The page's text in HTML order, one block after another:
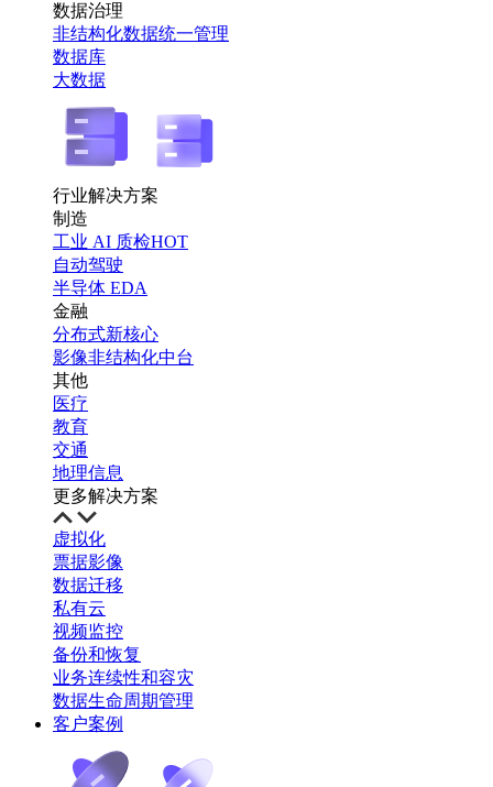
数据治理
非结构化数据统一管理
数据库
大数据
行业解决方案
制造
工业 AI 质检HOT
自动驾驶
半导体 EDA
金融
分布式新核心
影像非结构化中台
其他
医疗
教育
交通
地理信息
更多解决方案
虚拟化
票据影像
数据迁移
私有云
视频监控
备份和恢复
业务连续性和容灾
数据生命周期管理
客户案例